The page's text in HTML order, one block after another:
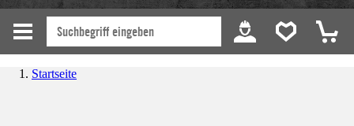
Startseite